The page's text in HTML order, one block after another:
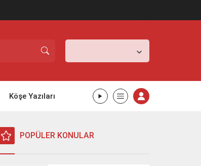
Köşe Yazıları
POPÜLER KONULAR